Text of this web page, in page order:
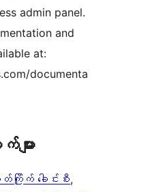
admin panel.
and
at:
documenta
ျား
ကြိုက် ခေါင်းစီး